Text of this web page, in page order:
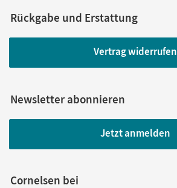
Rückgabe und Erstattung
Vertrag widerrufen
Newsletter abonnieren
Jetzt anmelden
Cornelsen bei